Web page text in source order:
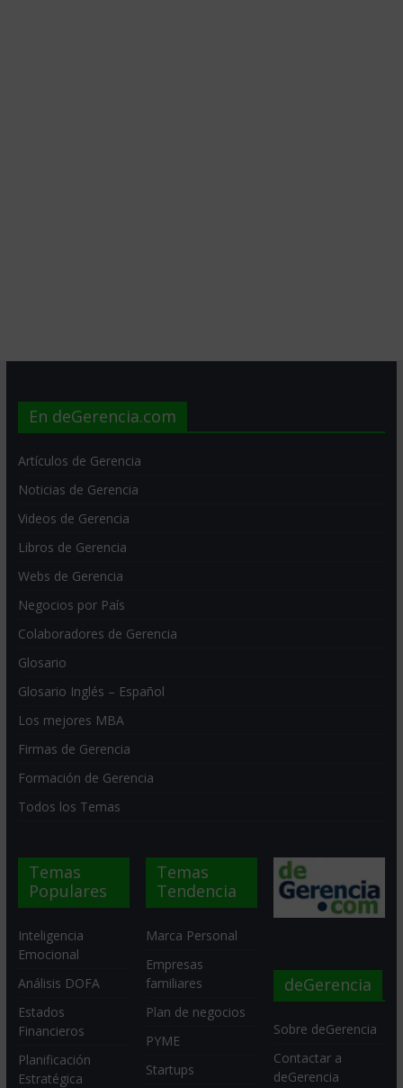
En deGerencia.com
Artículos de Gerencia
Noticias de Gerencia
Videos de Gerencia
Libros de Gerencia
Webs de Gerencia
Negocios por País
Colaboradores de Gerencia
Glosario
Glosario Inglés – Español
Los mejores MBA
Firmas de Gerencia
Formación de Gerencia
Todos los Temas
Temas
Populares
Inteligencia
Emocional
Análisis DOFA
Estados
Financieros
Planificación
Estratégica
Temas
Tendencia
Marca Personal
Empresas
familiares
Plan de negocios
PYME
Startups
deGerencia
Sobre deGerencia
Contactar a
deGerencia